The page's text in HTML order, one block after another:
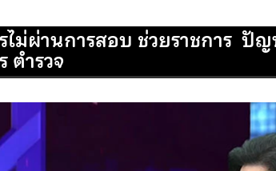
ม่ผ่านการสอบ ช่วยราชการ ปัญ
ตำรวจ